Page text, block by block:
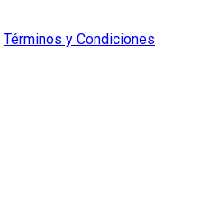
Términos y Condiciones